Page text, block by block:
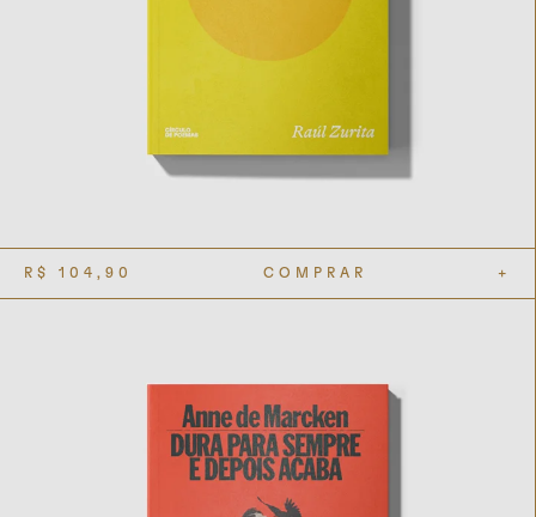
R$ 104,90 COMPRAR +